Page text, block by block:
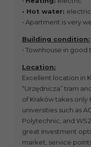
• Hot water:
• Apartment is very
Building condition:
• Townhouse in
Location:
Excellent location in
“Urzędnicza” tram
of Kraków takes only
universities such as
Polytechnic, and
great investment
market, service